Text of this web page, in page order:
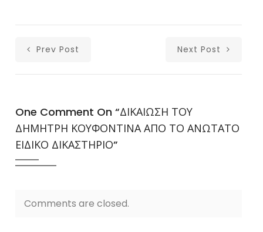
Prev Post Next Post
One Comment On “ΔΙΚΑΙΩΣΗ ΤΟΥ
ΔΗΜΗΤΡΗ ΚΟΥΦΟΝΤΙΝΑ ΑΠΟ ΤΟ ΑΝΩΤΑΤΟ
ΕΙΔΙΚΟ ΔΙΚΑΣΤΗΡΙΟ”
Comments are closed.